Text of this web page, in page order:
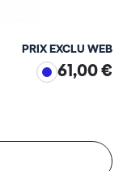
PRIX EXCLU WEB
61,00 €